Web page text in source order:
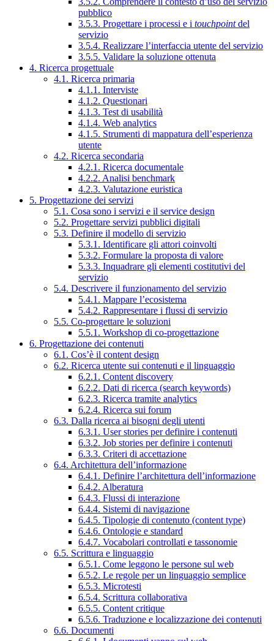
pubblico
3.5.3. Progettare i processi e i touchpointdel
servizio
3.5.4. Realizzare l’interfaccia utente del servizio
3.5.5. Validare la soluzione ottenuta
4. Ricerca progettuale
4.1. Ricerca primaria
4.1.1. Interviste
4.1.2. Questionari
4.1.3. Test di usabilità
4.1.4. Web analytics
4.1.5. Strumenti di mappatura dell’esperienza
utente
4.2. Ricerca secondaria
4.2.1. Ricerca documentale
4.2.2. Analisi benchmark
4.2.3. Valutazione euristica
5. Progettazione dei servizi
5.1. Cosa sono i servizi e il service design
5.2. Progettare servizi pubblici digitali
5.3. Definire il modello di servizio
5.3.1. Identificare gli attori coinvolti
5.3.2. Formulare la proposta di valore
5.3.3. Inquadrare gli elementi costitutivi del
servizio
5.4. Descrivere il funzionamento del servizio
5.4.1. Mappare l’ecosistema
5.4.2. Rappresentare i flussi di servizio
5.5. Co-progettare le soluzioni
5.5.1. Workshop di co-progettazione
6. Progettazione dei contenuti
6.1. Cos’è il content design
6.2. Ricerca utente sui contenuti e il linguaggio
6.2.1. Content discovery
6.2.2. Dati di ricerca (search keywords)
6.2.3. Ricerca tramite analytics
6.2.4. Ricerca sui forum
6.3. Dalla ricerca ai bisogni degli utenti
6.3.1. User stories per definire i contenuti
6.3.2. Job stories per definire i contenuti
6.3.3. Criteri di accettazione
6.4. Architettura dell’informazione
6.4.1. Definire l’architettura dell’informazione
6.4.2. Alberatura
6.4.3. Flussi di interazione
6.4.4. Sistemi di navigazione
6.4.5. Tipologie di contenuto (content type)
6.4.6. Ontologie e standard
6.4.7. Vocabolari controllati e tassonomie
6.5. Scrittura e linguaggio
6.5.1. Come leggono le persone sul web
6.5.2. Le regole per un linguaggio semplice
6.5.3. Microtesti
6.5.4. Scrittura collaborativa
6.5.5. Content critique
6.5.6. Traduzione e localizzazione dei contenuti
6.6. Documenti